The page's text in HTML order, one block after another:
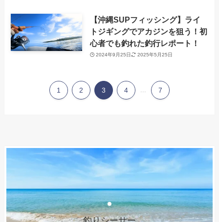
【沖縄SUPフィッシング】ライ
トジギングでアカジンを狙う！初
心者でも釣れた釣行レポート！
2024年9月25日 2025年5月25日
1 2 3 4 ... 7